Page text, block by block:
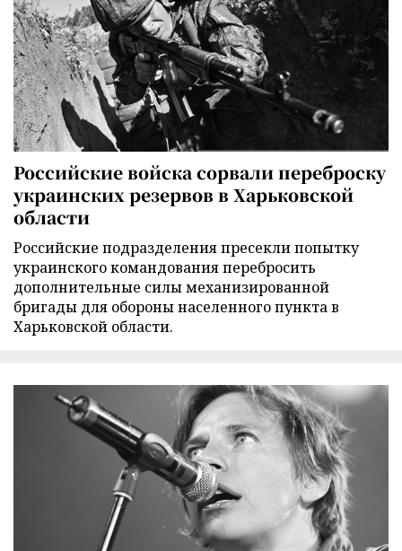
Российские войска сорвали переброску
украинских резервов в Харьковской
области
Российские подразделения пресекли попытку
украинского командования перебросить
дополнительные силы механизированной
бригады для обороны населенного пункта в
Харьковской области.